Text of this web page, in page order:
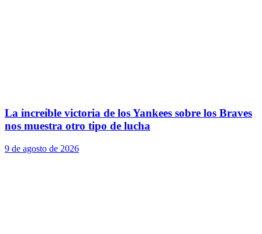
La increíble victoria de los Yankees sobre los Braves
nos muestra otro tipo de lucha
9 de agosto de 2026